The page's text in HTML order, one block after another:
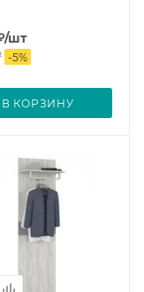
/шт
-5%
В КОРЗИНУ